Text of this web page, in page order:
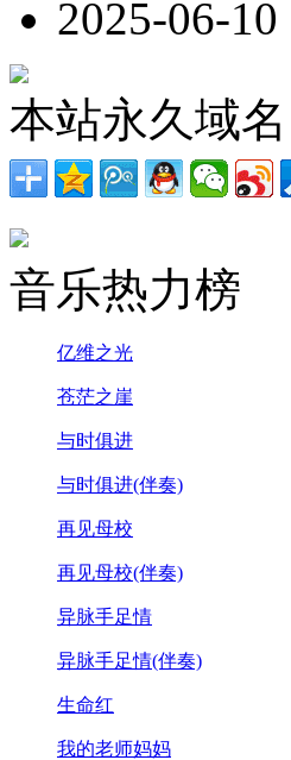
2025-06-10
本站永久域
音乐热力榜
亿维之光
苍茫之崖
与时俱进
与时俱进(伴奏)
再见母校
再见母校(伴奏)
异脉手足情
异脉手足情(伴奏)
生命红
我的老师妈妈